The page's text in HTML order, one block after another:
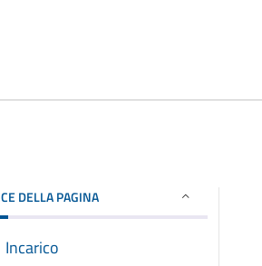
DELLA PAGINA
Incarico